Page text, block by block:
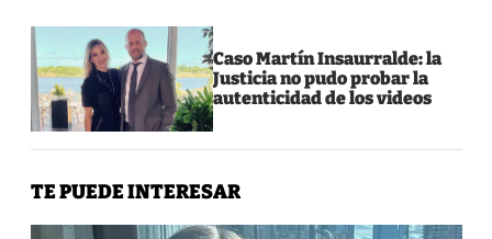
Caso Martín Insaurralde: la
Justicia no pudo probar la
autenticidad de los videos
TE PUEDE INTERESAR